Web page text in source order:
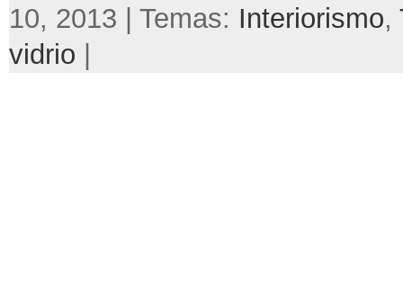
10, 2013 | Temas: Interiorismo,
vidrio